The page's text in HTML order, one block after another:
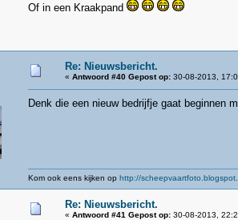
Of in een Kraakpand
Re: Nieuwsbericht.
« Antwoord #40 Gepost op:30-08-2013,
Denk die een nieuw bedrijfje gaat beginnen
Kom ook eens kijken op http://
Re: Nieuwsbericht.
« Antwoord #41 Gepost op:30-08-2013,